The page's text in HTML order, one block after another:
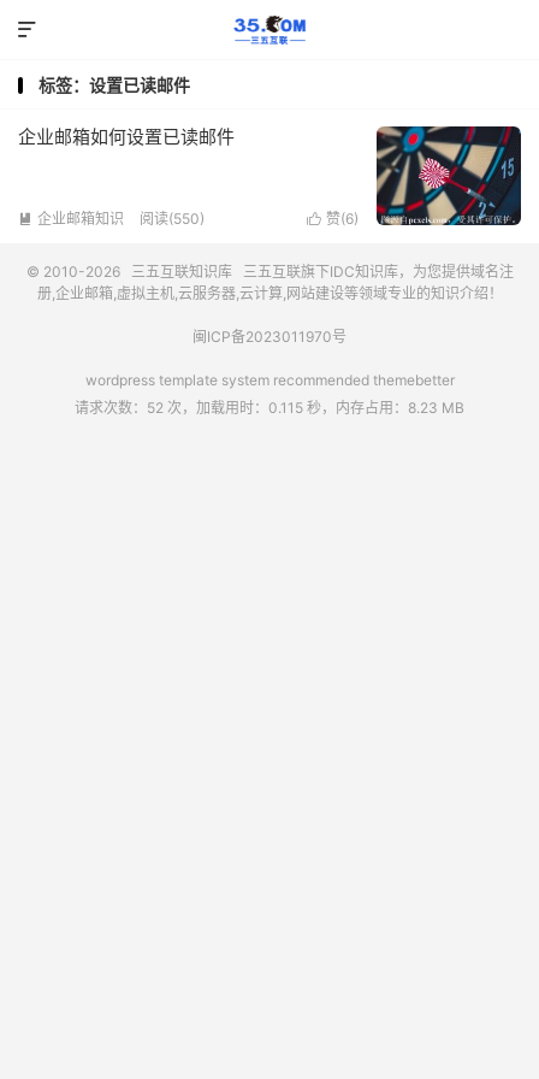

标签：设置已读邮件
企业邮箱如何设置已读邮件
 企业邮箱知识 阅读(550)  赞(6)
© 2010-2026 三五互联知识库 三五互联旗下IDC知识库，为您提供域名注
册,企业邮箱,虚拟主机,云服务器,云计算,网站建设等领域专业的知识介绍！
闽ICP备2023011970号
wordpress template system recommended themebetter
请求次数：52 次，加载用时：0.115 秒，内存占用：8.23 MB